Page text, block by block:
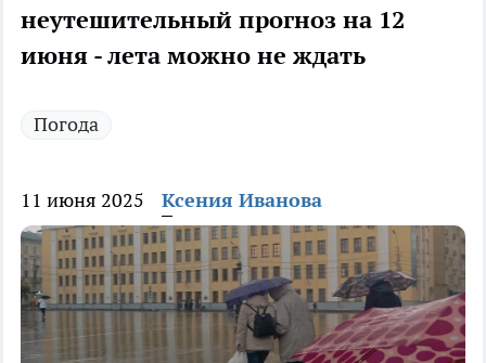
неутешительный прогноз на 12
июня - лета можно не ждать
Погода
11 июня 2025 Ксения Иванова